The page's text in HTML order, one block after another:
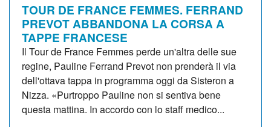
TOUR DE FRANCE FEMMES. FERRAND
PREVOT ABBANDONA LA CORSA A
TAPPE FRANCESE
Il Tour de France Femmes perde un'altra delle sue
regine, Pauline Ferrand Prevot non prenderà il via
dell'ottava tappa in programma oggi da Sisteron a
Nizza. «Purtroppo Pauline non si sentiva bene
questa mattina. In accordo con lo staff medico...